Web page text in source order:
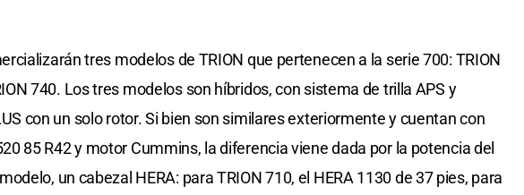
tres modelos de TRION que pertenecen a la serie 700: TRION
740. Los tres modelos son híbridos, con sistema de trilla APS y
con un solo rotor. Si bien son similares exteriormente y cuentan con
85 R42 y motor Cummins, la diferencia viene dada por la potencia del
un cabezal HERA: para TRION 710, el HERA 1130 de 37 pies, para